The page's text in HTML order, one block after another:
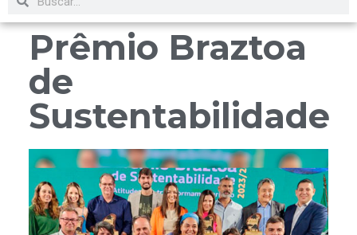
Prêmio Braztoa
de
Sustentabilidade